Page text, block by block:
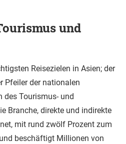
und
Reisezielen in Asien; der
Pfeiler der nationalen
des Tourismus- und
Branche, direkte und indirekte
mit rund zwölf Prozent zum
beschäftigt Millionen von